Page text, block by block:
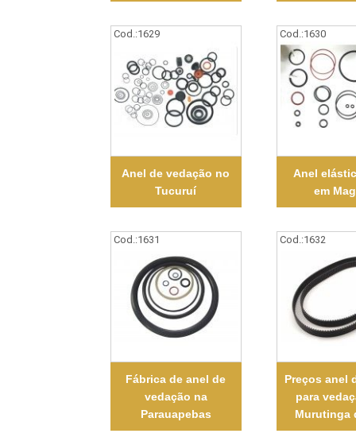
Cod.:1629
Anel de vedação no
Tucuruí
Cod.:1630
Anel
em
Cod.:1631
Fábrica de anel de
vedação na
Parauapebas
Cod.:1632
Preços anel
para
Murutinga